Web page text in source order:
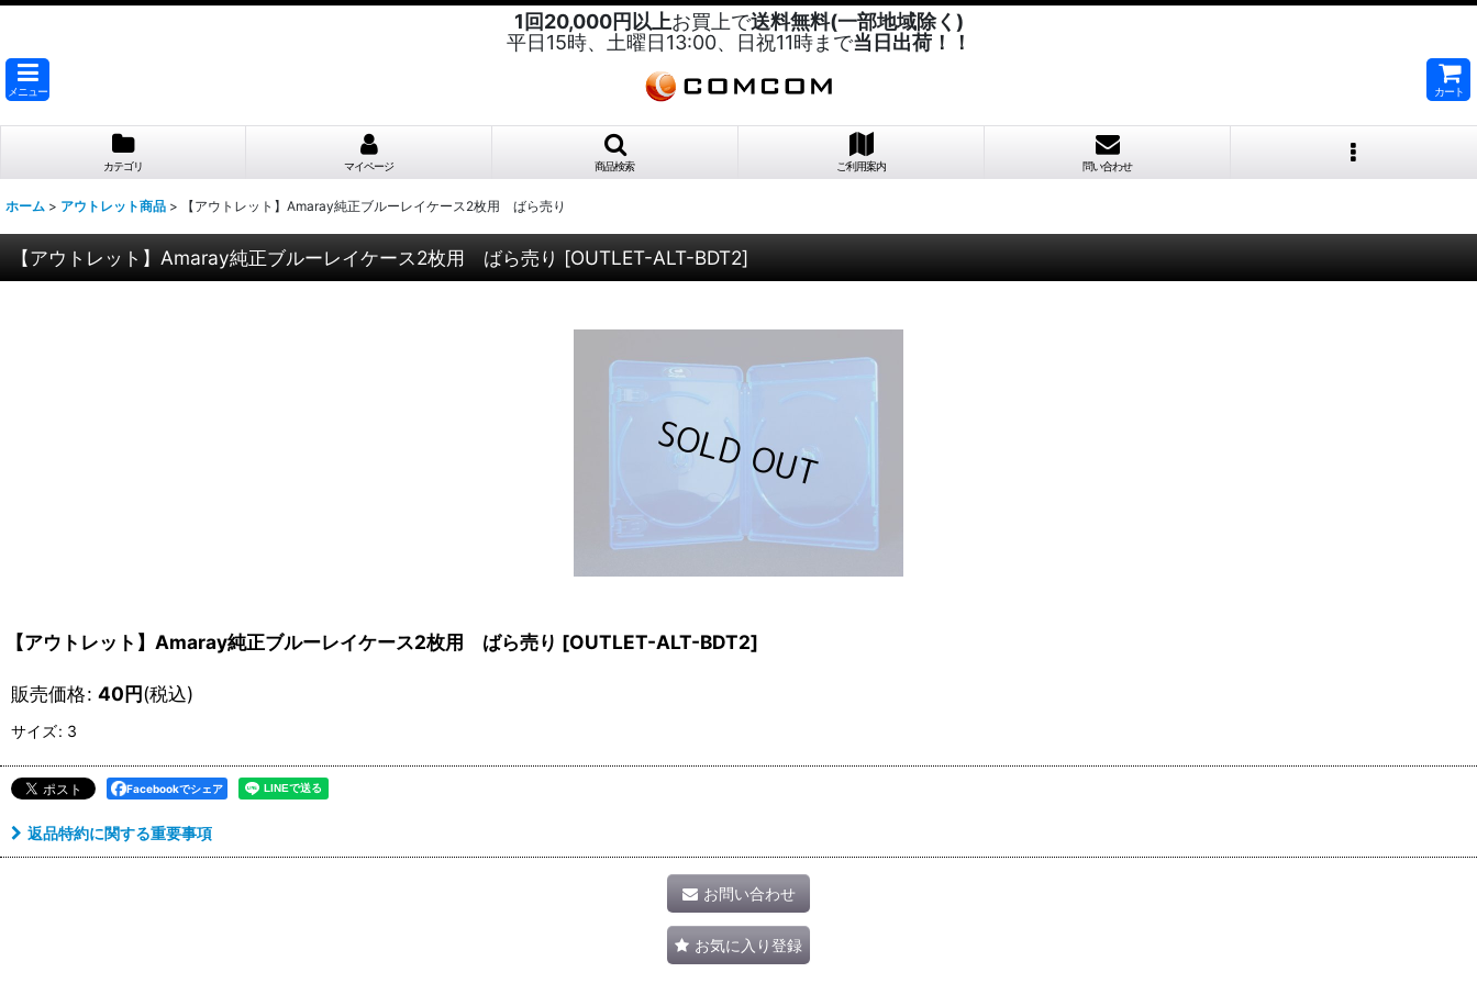
1回20,000円以上お買上で送料無料(一部地域除く)
平日15時、土曜日13:00、日祝11時まで当日出荷！！
メニュー カート
カテゴリ マイページ 商品検索 ご利用案内 問い合わせ
ホーム > アウトレット商品 > 【アウトレット】Amaray純正ブルーレイケース2枚用 ばら売り
【アウトレット】Amaray純正ブルーレイケース2枚用 ばら売り [OUTLET-ALT-BDT2]
【アウトレット】Amaray純正ブルーレイケース2枚用 ばら売り [OUTLET-ALT-BDT2]
販売価格: 40円(税込)
サイズ: 3
Facebookでシェア
返品特約に関する重要事項
お問い合わせ
お気に入り登録